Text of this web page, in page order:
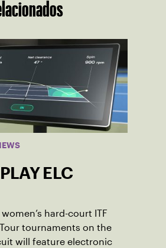
ELC
women’s hard-court ITF
tournaments on the
will feature electronic